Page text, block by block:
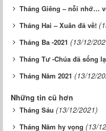
Tháng Giêng – nỗi nhớ…
Tháng Hai – Xuân đã về!
Tháng Ba -2021 (13/12/
Tháng Tư -Chúa đã sống
Tháng Năm 2021 (13/12/
Những tin cũ hơn
Tháng Sáu (13/12/2021)
Tháng Năm hy vọng (13/